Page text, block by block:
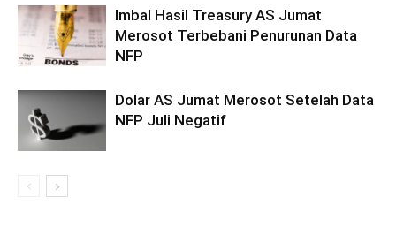
Imbal Hasil Treasury AS Jumat
Merosot Terbebani Penurunan Data
NFP
Dolar AS Jumat Merosot Setelah Data
NFP Juli Negatif